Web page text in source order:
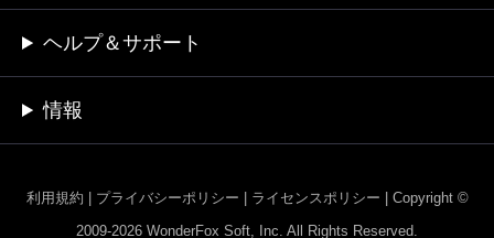
ヘルプ＆サポート
情報
利用規約 プライバシーポリシー ライセンスポリシー
Copyright ©
2009-2026 WonderFox Soft, Inc. All Rights Reserved.